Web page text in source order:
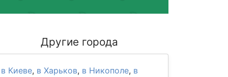
Другие города
в Киеве, в Харьков, в Никополе, в